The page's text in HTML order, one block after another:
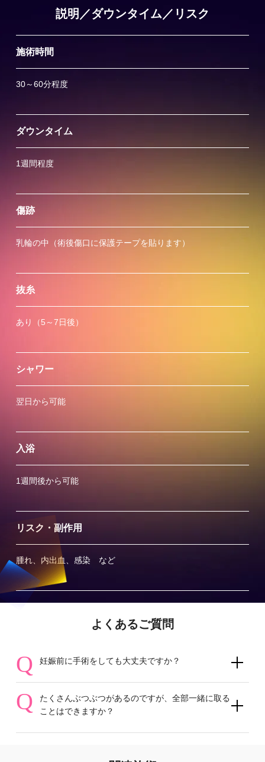
説明／ダウンタイム／リスク
施術時間
30～60分程度
ダウンタイム
1週間程度
傷跡
乳輪の中（術後傷口に保護テープを貼ります）
抜糸
あり（5～7日後）
シャワー
翌日から可能
入浴
1週間後から可能
リスク・副作用
腫れ、内出血、感染 など
よくあるご質問
Q 妊娠前に手術をしても大丈夫ですか？
Q
たくさんぶつぶつがあるのですが、全部一緒に取る
ことはできますか？